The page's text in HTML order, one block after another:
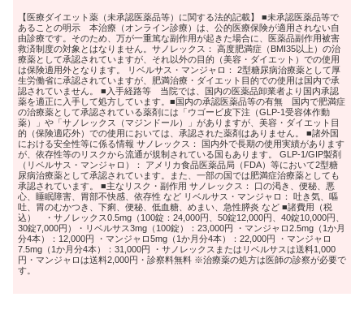
【医療ダイエット薬（未承認医薬品等）に関する法的記載】 ■未承認医薬品等で
あることの明示 本治療（オンライン診療）は、公的医療保険が適用されない自
由診療です。そのため、万が一重篤な副作用が起きた場合に、医薬品副作用被害
救済制度の対象とはなりません。サノレックス： 高度肥満症（BMI35以上）の治
療薬として承認されていますが、それ以外の目的（美容・ダイエット）での使用
は保険適用外となります。 リベルサス・マンジャロ： 2型糖尿病治療薬として厚
生労働省に承認されていますが、肥満治療・ダイエット目的での使用は国内で承
認されていません。 ■入手経路等 当院では、国内の医薬品卸業者より国内承認
薬を適正に入手して処方しています。■国内の承認医薬品等の有無 国内で肥満症
の治療薬として承認されている薬剤には「ウゴービ皮下注（GLP-1受容体作動
薬）」や「サノレックス（マジンドール）」がありますが、美容・ダイエット目
的（保険適応外）での使用においては、承認された薬剤はありません。 ■諸外国
における安全性等に係る情報 サノレックス： 国内外で長期の使用実績があります
が、依存性等のリスクから流通が規制されている国もあります。 GLP-1/GIP製剤
（リベルサス・マンジャロ）： アメリカ食品医薬品局（FDA）等において2型糖
尿病治療薬として承認されています。また、一部の国では肥満症治療薬としても
承認されています。 ■主なリスク・副作用 サノレックス： 口の渇き、便秘、悪
心、睡眠障害、胃部不快感、依存性 など リベルサス・マンジャロ： 吐き気、嘔
吐、胃のむかつき、下痢、便秘、低血糖、めまい、急性膵炎 など ■諸費用（税
込） ・サノレックス0.5mg（100錠：24,000円、50錠12,000円、40錠10,000円、
30錠7,000円）・リベルサス3mg（100錠）：23,000円 ・マンジャロ2.5mg（1か月
分4本）：12,000円 ・マンジャロ5mg（1か月分4本）：22,000円 ・マンジャロ
7.5mg（1か月分4本）：31,000円 ・サノレックスまたはリベルサスは送料1,000
円・マンジャロは送料2,000円・診察料無料 ※治療薬の処方は医師の診察が必要で
す。